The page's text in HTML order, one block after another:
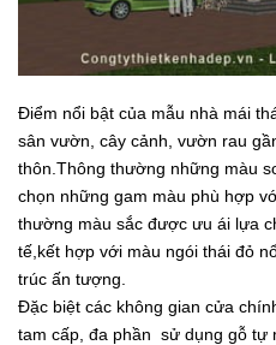
Điểm nổi bật của mẫu nhà mái
sân vườn, cây cảnh, vườn rau
thôn.Thông thường những màu
chọn những gam màu phù hợp
thường màu sắc được ưu ái lựa
tế,kết hợp với màu ngói thái đỏ
trúc ấn tượng.
Đặc biệt các không gian cửa
tam cấp, đa phần sử dụng gỗ tự